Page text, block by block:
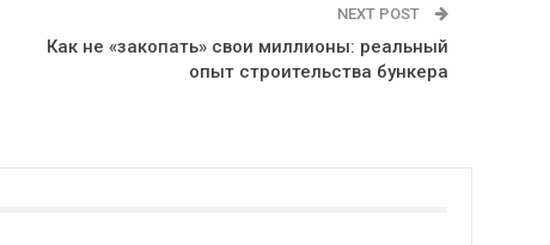
NEXT POST
Как не «закопать» свои миллионы: реальный
опыт строительства бункера